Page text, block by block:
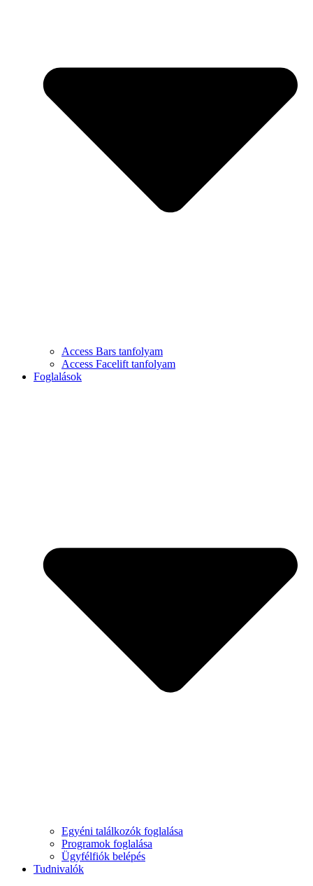
Access Bars tanfolyam
Access Facelift tanfolyam
Foglalások
Egyéni találkozók foglalása
Programok foglalása
Ügyfélfiók belépés
Tudnivalók